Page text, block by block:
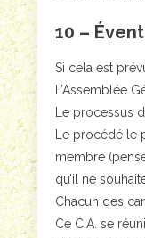
10 –
Si cela est
L’Assemblée
Le processus
Le procédé le
membre
qu’il ne
Chacun des
Ce C.A. se